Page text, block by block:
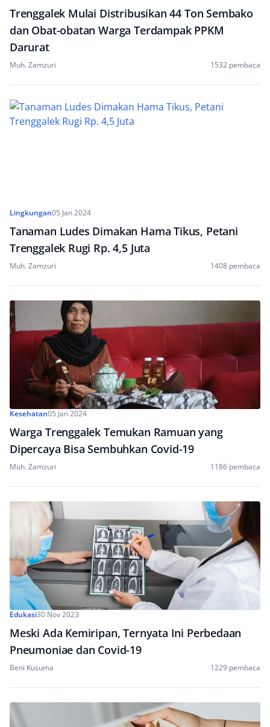
Trenggalek Mulai Distribusikan 44 Ton Sembako
dan Obat-obatan Warga Terdampak PPKM
Darurat
Muh. Zamzuri 1532 pembaca
Lingkungan05 Jan 2024
Tanaman Ludes Dimakan Hama Tikus, Petani
Trenggalek Rugi Rp. 4,5 Juta
Muh. Zamzuri 1408 pembaca
Kesehatan05 Jan 2024
Warga Trenggalek Temukan Ramuan yang
Dipercaya Bisa Sembuhkan Covid-19
Muh. Zamzuri 1186 pembaca
Edukasi30 Nov 2023
Meski Ada Kemiripan, Ternyata Ini Perbedaan
Pneumoniae dan Covid-19
Beni Kusuma 1229 pembaca